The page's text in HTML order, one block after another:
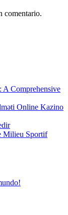
comentario.
A Comprehensive
Online Kazino
Milieu Sportif